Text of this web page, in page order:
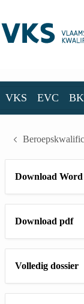
VKS EVC
Download Word
Download pdf
Volledig dossier